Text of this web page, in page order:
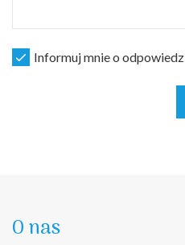
Informuj mnie o
O nas